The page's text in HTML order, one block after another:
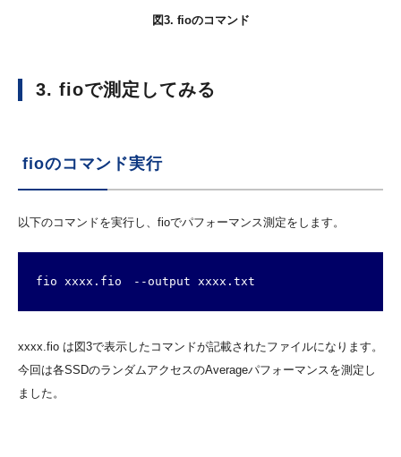
図3. fioのコマンド
3. fioで測定してみる
fioのコマンド実行
以下のコマンドを実行し、fioでパフォーマンス測定をします。
fio xxxx.fio　--output xxxx.txt
xxxx.fio は図3で表示したコマンドが記載されたファイルになります。
今回は各SSDのランダムアクセスのAverageパフォーマンスを測定し
ました。